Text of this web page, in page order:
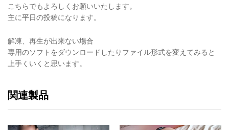
こちらでもよろしくお願いいたします。
主に平日の投稿になります。
解凍、再生が出来ない場合
専用のソフトをダウンロードしたりファイル形式を変えてみると
上手くいくと思います。
関連製品